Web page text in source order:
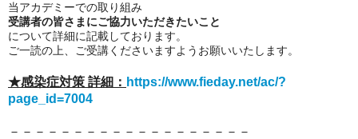
当アカデミーでの取り組み
受講者の皆さまにご協力いただきたいこと
について詳細に記載しております。
ご一読の上、ご受講くださいますようお願いいたします。
★感染症対策 詳細： https://www.fieday.net/ac/?
page_id=7004
－－－－－－－－－－－－－－－－－－－